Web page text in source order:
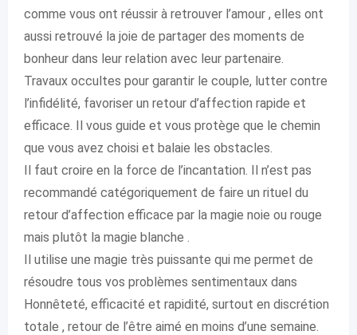
comme vous ont réussir à retrouver l’amour , elles ont
aussi retrouvé la joie de partager des moments de
bonheur dans leur relation avec leur partenaire.
Travaux occultes pour garantir le couple, lutter contre
l’infidélité, favoriser un retour d’affection rapide et
efficace. Il vous guide et vous protège que le chemin
que vous avez choisi et balaie les obstacles.
Il faut croire en la force de l’incantation. Il n’est pas
recommandé catégoriquement de faire un rituel du
retour d’affection efficace par la magie noie ou rouge
mais plutôt la magie blanche .
Il utilise une magie très puissante qui me permet de
résoudre tous vos problèmes sentimentaux dans
Honnêteté, efficacité et rapidité, surtout en discrétion
totale , retour de l’être aimé en moins d’une semaine.